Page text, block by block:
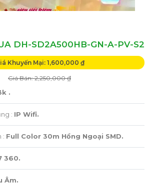
DH-SD2A500HB-GN-A-PV-S2
Khuyến Mại: 1,600,000 ₫
Giá Bán: 2,250,000 ₫
.
: IP Wifi.
: Full Color 30m Hồng Ngoại SMD.
360.
Âm.